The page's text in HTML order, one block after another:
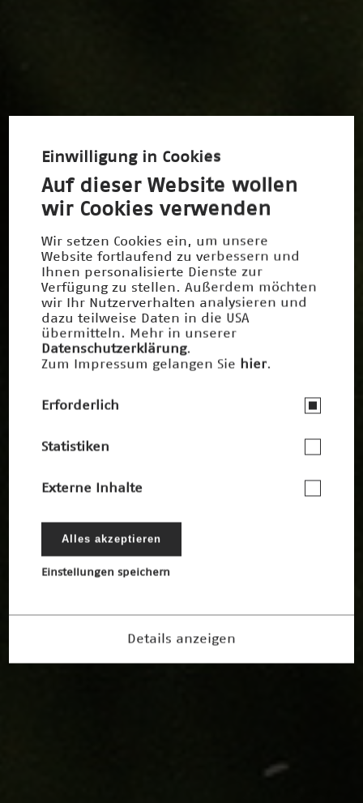
Einwilligung in Cookies
Auf dieser Website wollen
wir Cookies verwenden
Wir setzen Cookies ein, um unsere
Website fortlaufend zu verbessern und
Ihnen personalisierte Dienste zur
Verfügung zu stellen. Außerdem möchten
wir Ihr Nutzerverhalten analysieren und
dazu teilweise Daten in die USA
übermitteln. Mehr in unserer
Datenschutzerklärung.
Zum Impressum gelangen Sie
hier.
Erforderlich
Statistiken
Externe Inhalte
Alles akzeptieren
Einstellungen speichern
Details anzeigen